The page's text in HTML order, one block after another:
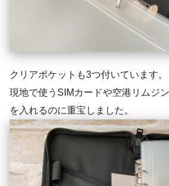
クリアポケットも3つ付いています。
現地で使うSIMカードや空港リムジ
を入れるのに重宝しました。